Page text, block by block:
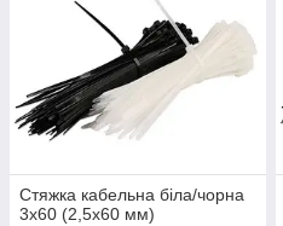
Стяжка кабельна біла/чорна
3х60 (2,5х60 мм)